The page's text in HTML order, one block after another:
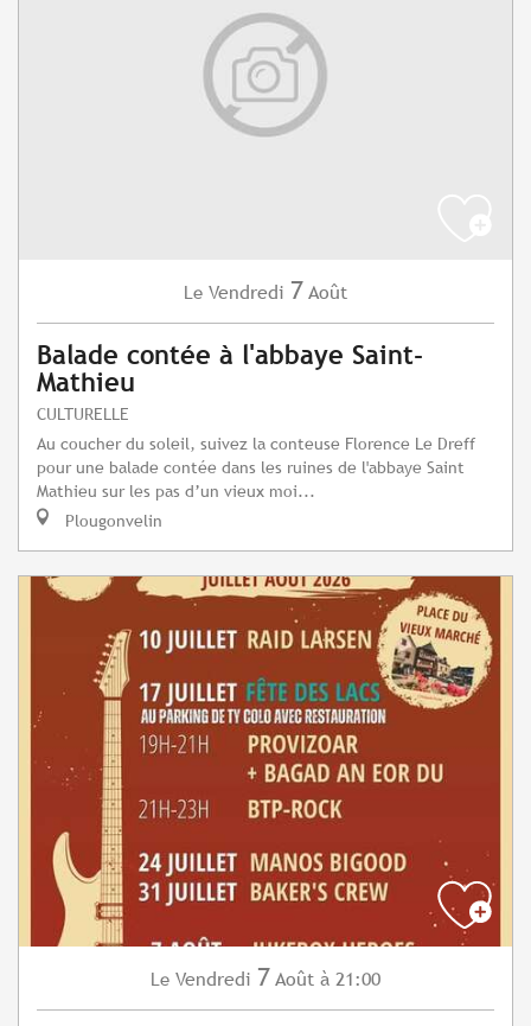
Le Vendredi 7 Août
Balade contée à l'abbaye Saint-
Mathieu
CULTURELLE
Au coucher du soleil, suivez la conteuse Florence Le Dreff
pour une balade contée dans les ruines de l'abbaye Saint
Mathieu sur les pas d’un vieux moi...
Plougonvelin
Le Vendredi 7 Août à 21:00